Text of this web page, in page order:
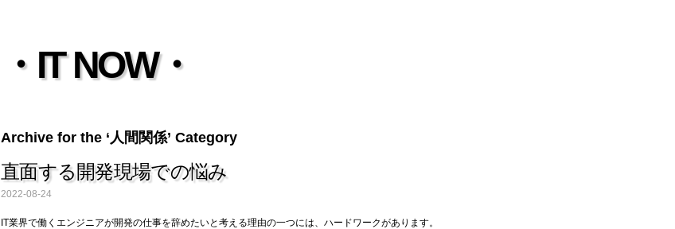
・IT NOW・
Archive for the ‘人間関係’ Category
直面する開発現場での悩み
2022-08-24
IT業界で働くエンジニアが開発の仕事を辞めたいと考える理由の一つには、ハードワークがあります。